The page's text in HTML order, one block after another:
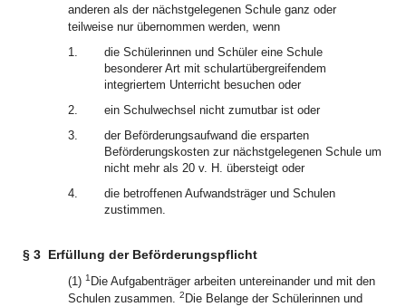
anderen als der nächstgelegenen Schule ganz oder
teilweise nur übernommen werden, wenn
1.
die Schülerinnen und Schüler eine Schule
besonderer Art mit schulartübergreifendem
integriertem Unterricht besuchen oder
2.
ein Schulwechsel nicht zumutbar ist oder
3.
der Beförderungsaufwand die ersparten
Beförderungskosten zur nächstgelegenen Schule um
nicht mehr als 20 v. H. übersteigt oder
4.
die betroffenen Aufwandsträger und Schulen
zustimmen.
§ 3 Erfüllung der Beförderungspflicht
(1) 1 Die Aufgabenträger arbeiten untereinander und mit den
Schulen zusammen. 2 Die Belange der Schülerinnen und